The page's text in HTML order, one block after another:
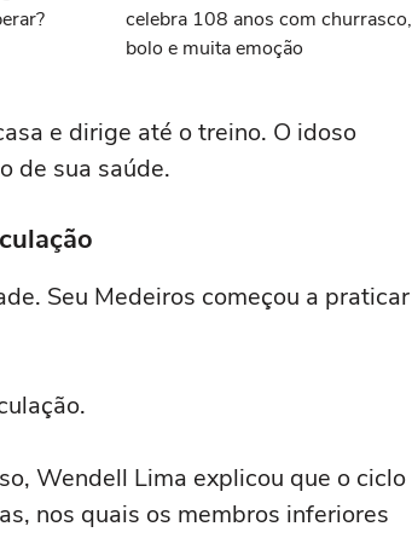
celebra 108 anos com churrasco,
bolo e muita emoção
e dirige até o treino. O idoso
de sua saúde.
Seu Medeiros começou a praticar
Wendell Lima explicou que o ciclo
nos quais os membros inferiores